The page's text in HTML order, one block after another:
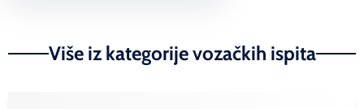
Više iz kategorije vozačkih ispita